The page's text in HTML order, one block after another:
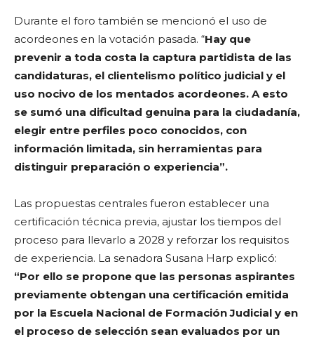
Durante el foro también se mencionó el uso de
acordeones en la votación pasada. “Hay que
prevenir a toda costa la captura partidista de las
candidaturas, el clientelismo político judicial y el
uso nocivo de los mentados acordeones. A esto
se sumó una dificultad genuina para la ciudadanía,
elegir entre perfiles poco conocidos, con
información limitada, sin herramientas para
distinguir preparación o experiencia”.
Las propuestas centrales fueron establecer una
certificación técnica previa, ajustar los tiempos del
proceso para llevarlo a 2028 y reforzar los requisitos
de experiencia. La senadora Susana Harp explicó:
“Por ello se propone que las personas aspirantes
previamente obtengan una certificación emitida
por la Escuela Nacional de Formación Judicial y en
el proceso de selección sean evaluados por un